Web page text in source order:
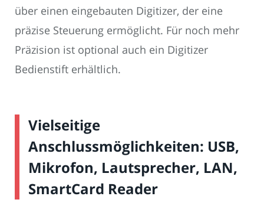
über einen eingebauten Digitizer, der eine
präzise Steuerung ermöglicht. Für noch mehr
Präzision ist optional auch ein Digitizer
Bedienstift erhältlich.
Vielseitige
Anschlussmöglichkeiten: USB,
Mikrofon, Lautsprecher, LAN,
SmartCard Reader